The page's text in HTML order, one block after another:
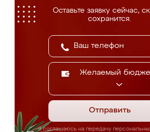
Оставьте заявку сейчас,
сохранится.
Желаемый
Отправить
Я соглашаюсь на передачу